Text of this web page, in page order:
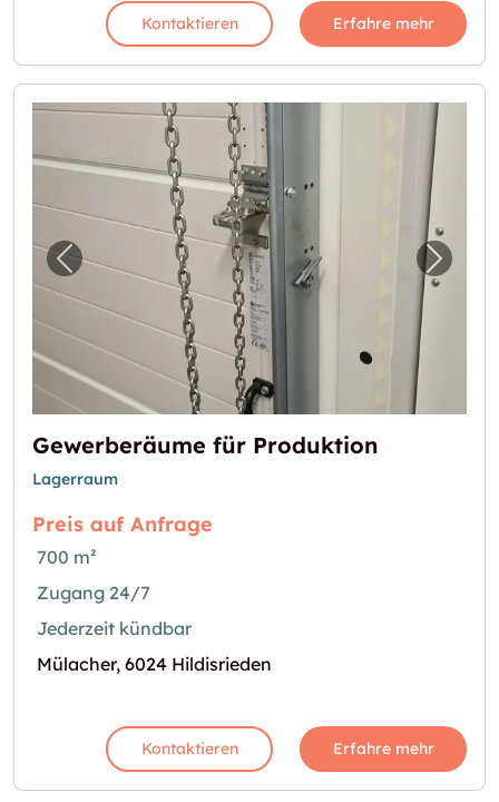
Kontaktieren Erfahre mehr
Vorheriges Bild für "Gewerberäume für
Gewerberäume für Produktion
Lagerraum
Preis auf Anfrage
700 m²
Zugang 24/7
Jederzeit kündbar
Mülacher, 6024 Hildisrieden
Kontaktieren Erfahre mehr